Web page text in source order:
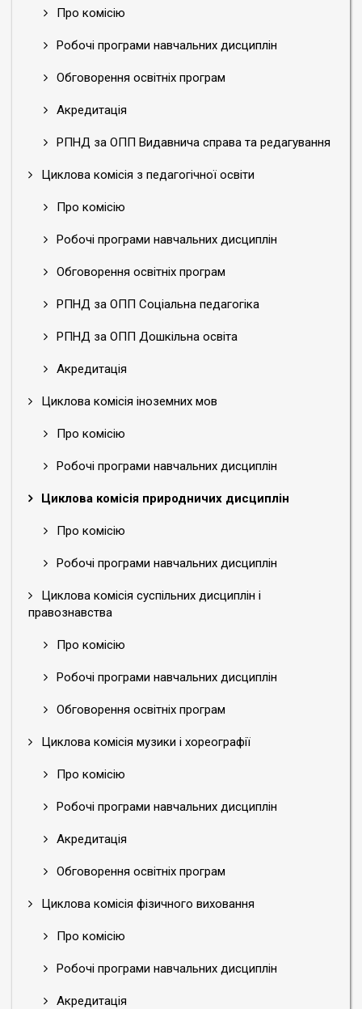
Про комісію
Робочі програми навчальних дисциплін
Обговорення освітніх програм
Акредитація
РПНД за ОПП Видавнича справа та редагування
Циклова комісія з педагогічної освіти
Про комісію
Робочі програми навчальних дисциплін
Обговорення освітніх програм
РПНД за ОПП Соціальна педагогіка
РПНД за ОПП Дошкільна освіта
Акредитація
Циклова комісія іноземних мов
Про комісію
Робочі програми навчальних дисциплін
Циклова комісія природничих дисциплін
Про комісію
Робочі програми навчальних дисциплін
Циклова комісія суспільних дисциплін і
правознавства
Про комісію
Робочі програми навчальних дисциплін
Обговорення освітніх програм
Циклова комісія музики і хореографії
Про комісію
Робочі програми навчальних дисциплін
Акредитація
Обговорення освітніх програм
Циклова комісія фізичного виховання
Про комісію
Робочі програми навчальних дисциплін
Акредитація